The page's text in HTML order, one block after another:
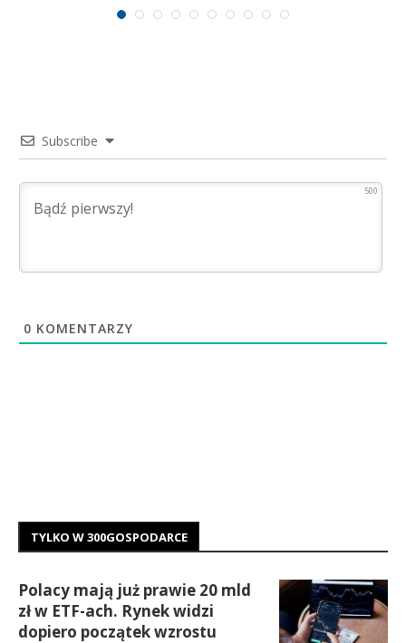
Subscribe
500
0 KOMENTARZY
TYLKO W 300GOSPODARCE
Polacy mają już prawie 20 mld
zł w ETF-ach. Rynek widzi
dopiero początek wzrostu